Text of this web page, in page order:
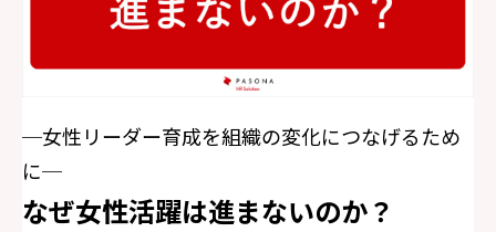
─女性リーダー育成を組織の変化につなげるため
に─
なぜ女性活躍は進まないのか？